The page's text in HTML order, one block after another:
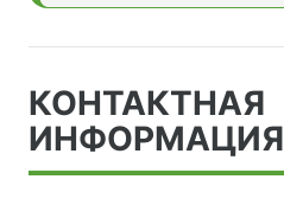
КОНТАКТНАЯ
ИНФОРМАЦИЯ